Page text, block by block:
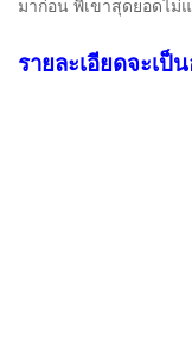
มาก่อน พี่เขาสุดยอดไม่
รายละเอียดจะเป็